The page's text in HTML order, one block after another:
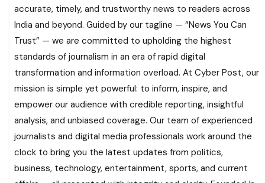
accurate, timely, and trustworthy news to readers across
India and beyond. Guided by our tagline — “News You Can
Trust” — we are committed to upholding the highest
standards of journalism in an era of rapid digital
transformation and information overload. At Cyber Post, our
mission is simple yet powerful: to inform, inspire, and
empower our audience with credible reporting, insightful
analysis, and unbiased coverage. Our team of experienced
journalists and digital media professionals work around the
clock to bring you the latest updates from politics,
business, technology, entertainment, sports, and current